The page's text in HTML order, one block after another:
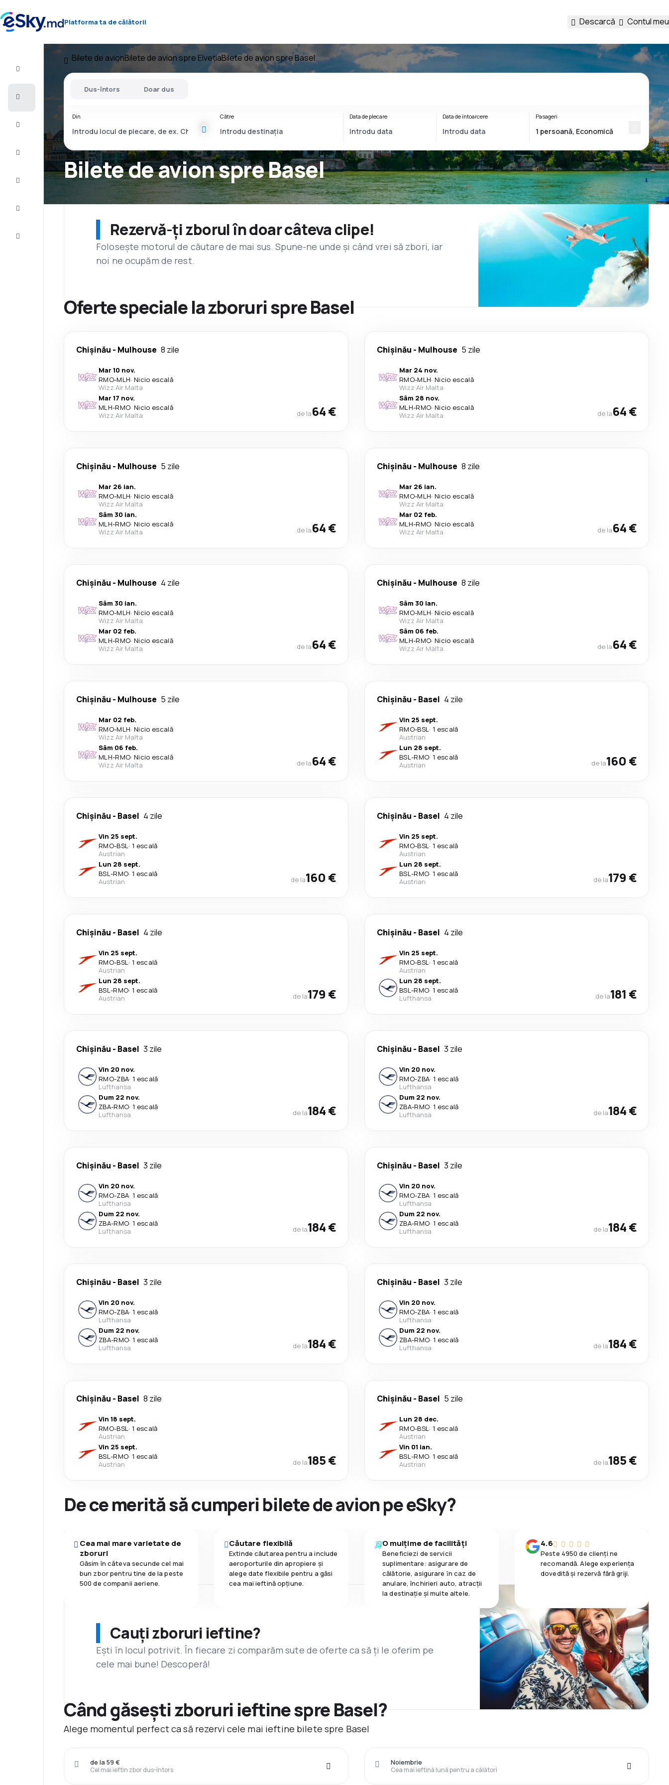
Platforma ta de călătorii Descarcă Contul meu
Finalizează
Inspiraţie şi
Bilete de avionBilete de avion spre ElveţiaBilete de avion spre Basel
Bilete de avion spre Basel
Dus-întors Doar dus
Din Către Data de plecare Data de întoarcere Pasageri
Rezervă-ți zborul în doar câteva clipe!
Folosește motorul de căutare de mai sus. Spune-ne unde și când vrei să zbori, iar
noi ne ocupăm de rest.
Oferte speciale la zboruri spre Basel
Chişinău - Mulhouse 8 zile
Mar 10 nov.
RMO-MLH· Nicio escală
Wizz Air Malta
Mar 17 nov.
MLH-RMO· Nicio escală
Wizz Air Malta
de la64 €
Chişinău - Mulhouse 5 zile
Mar 24 nov.
RMO-MLH· Nicio escală
Wizz Air Malta
Sâm 28 nov.
MLH-RMO· Nicio escală
Wizz Air Malta
de la64 €
Chişinău - Mulhouse 5 zile
Mar 26 ian.
RMO-MLH· Nicio escală
Wizz Air Malta
Sâm 30 ian.
MLH-RMO· Nicio escală
Wizz Air Malta
de la64 €
Chişinău - Mulhouse 8 zile
Mar 26 ian.
RMO-MLH· Nicio escală
Wizz Air Malta
Mar 02 feb.
MLH-RMO· Nicio escală
Wizz Air Malta
de la64 €
Chişinău - Mulhouse 4 zile
Sâm 30 ian.
RMO-MLH· Nicio escală
Wizz Air Malta
Mar 02 feb.
MLH-RMO· Nicio escală
Wizz Air Malta
de la64 €
Chişinău - Mulhouse 8 zile
Sâm 30 ian.
RMO-MLH· Nicio escală
Wizz Air Malta
Sâm 06 feb.
MLH-RMO· Nicio escală
Wizz Air Malta
de la64 €
Chişinău - Mulhouse 5 zile
Mar 02 feb.
RMO-MLH· Nicio escală
Wizz Air Malta
Sâm 06 feb.
MLH-RMO· Nicio escală
Wizz Air Malta
de la64 €
Chişinău - Basel 4 zile
Vin 25 sept.
RMO-BSL· 1 escală
Austrian
Lun 28 sept.
BSL-RMO· 1 escală
Austrian
de la160 €
Chişinău - Basel 4 zile
Vin 25 sept.
RMO-BSL· 1 escală
Austrian
Lun 28 sept.
BSL-RMO· 1 escală
Austrian
de la160 €
Chişinău - Basel 4 zile
Vin 25 sept.
RMO-BSL· 1 escală
Austrian
Lun 28 sept.
BSL-RMO· 1 escală
Austrian
de la179 €
Chişinău - Basel 4 zile
Vin 25 sept.
RMO-BSL· 1 escală
Austrian
Lun 28 sept.
BSL-RMO· 1 escală
Austrian
de la179 €
Chişinău - Basel 4 zile
Vin 25 sept.
RMO-BSL· 1 escală
Austrian
Lun 28 sept.
BSL-RMO· 1 escală
Lufthansa
de la181 €
Chişinău - Basel 3 zile
Vin 20 nov.
RMO-ZBA· 1 escală
Lufthansa
Dum 22 nov.
ZBA-RMO· 1 escală
Lufthansa
de la184 €
Chişinău - Basel 3 zile
Vin 20 nov.
RMO-ZBA· 1 escală
Lufthansa
Dum 22 nov.
ZBA-RMO· 1 escală
Lufthansa
de la184 €
Chişinău - Basel 3 zile
Vin 20 nov.
RMO-ZBA· 1 escală
Lufthansa
Dum 22 nov.
ZBA-RMO· 1 escală
Lufthansa
de la184 €
Chişinău - Basel 3 zile
Vin 20 nov.
RMO-ZBA· 1 escală
Lufthansa
Dum 22 nov.
ZBA-RMO· 1 escală
Lufthansa
de la184 €
Chişinău - Basel 3 zile
Vin 20 nov.
RMO-ZBA· 1 escală
Lufthansa
Dum 22 nov.
ZBA-RMO· 1 escală
Lufthansa
de la184 €
Chişinău - Basel 3 zile
Vin 20 nov.
RMO-ZBA· 1 escală
Lufthansa
Dum 22 nov.
ZBA-RMO· 1 escală
Lufthansa
de la184 €
Chişinău - Basel 8 zile
Vin 18 sept.
RMO-BSL· 1 escală
Austrian
Vin 25 sept.
BSL-RMO· 1 escală
Austrian
de la185 €
Chişinău - Basel 5 zile
Lun 28 dec.
RMO-BSL· 1 escală
Austrian
Vin 01 ian.
BSL-RMO· 1 escală
Austrian
de la185 €
De ce merită să cumperi bilete de avion pe eSky?
Cea mai mare varietate de
zboruri
Găsim în câteva secunde cel mai
bun zbor pentru tine de la peste
500 de companii aeriene.
Căutare flexibilă
Extinde căutarea pentru a include
aeroporturile din apropiere și
alege date flexibile pentru a găsi
cea mai ieftină opțiune.
O mulțime de facilități
Beneficiezi de servicii
suplimentare: asigurare de
călătorie, asigurare ȋn caz de
anulare, închirieri auto, atracții
la destinaţie și multe altele.
4.6
Peste 4950 de clienți ne
recomandă. Alege experiența
dovedită și rezervă fără griji.
Cauți zboruri ieftine?
Ești în locul potrivit. În fiecare zi comparăm sute de oferte ca să ți le oferim pe
cele mai bune! Descoperă!
Când găsești zboruri ieftine spre Basel?
Alege momentul perfect ca să rezervi cele mai ieftine bilete spre Basel
Cel mai ieftin zbor dus-întors
de la 59 €
Cea mai ieftină lună pentru a călători
Noiembrie